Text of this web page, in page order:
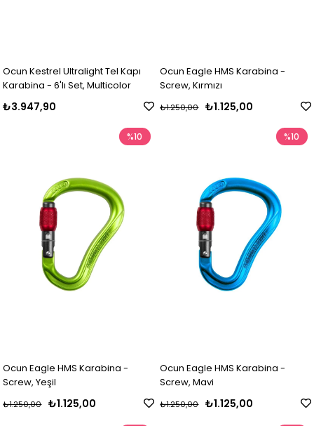
Ocun Kestrel Ultralight Tel Kapı
Karabina - 6'lı Set, Multicolor
₺3.947,90
Ocun Eagle HMS Karabina -
Screw, Kırmızı
₺1.125,00
₺1.250,00
Ocun Eagle HMS Karabina -
Screw, Yeşil
₺1.125,00
₺1.250,00
%10
Ocun Eagle HMS Karabina -
Screw, Mavi
₺1.125,00
₺1.250,00
%10